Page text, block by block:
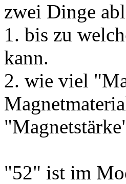
zwei Dinge
1. bis zu
kann.
2. wie viel
"52" ist im